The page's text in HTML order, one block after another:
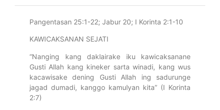
Pangentasan 25:1-22; Jabur 20; I Korinta 2:1-10
KAWICAKSANAN SEJATI
“Nanging kang daklairake iku kawicaksanane
Gusti Allah kang kineker sarta winadi, kang wus
kacawisake dening Gusti Allah ing sadurunge
jagad dumadi, kanggo kamulyan kita” (I Korinta
2:7)